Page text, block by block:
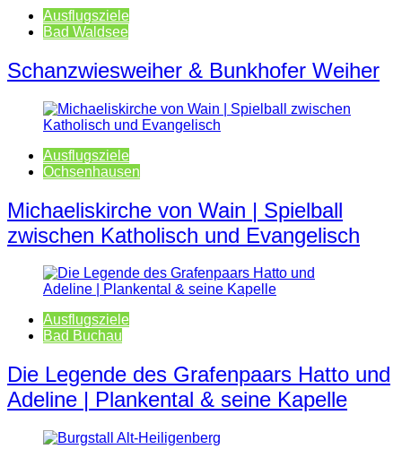
Ausflugsziele
Bad Waldsee
Schanzwiesweiher & Bunkhofer Weiher
Ausflugsziele
Ochsenhausen
Michaeliskirche von Wain | Spielball
zwischen Katholisch und Evangelisch
Ausflugsziele
Bad Buchau
Die Legende des Grafenpaars Hatto und
Adeline | Plankental & seine Kapelle